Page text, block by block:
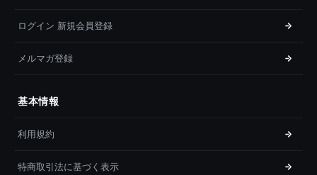
ログイン 新規会員登録
メルマガ登録
基本情報
利用規約
特商取引法に基づく表示